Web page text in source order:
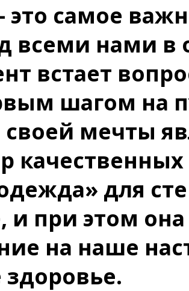
это самое
всеми нами в
встает
шагом на
мечты
для
и при этом
на наше